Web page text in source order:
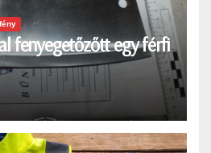
fenyegetőzőtt egy férfi